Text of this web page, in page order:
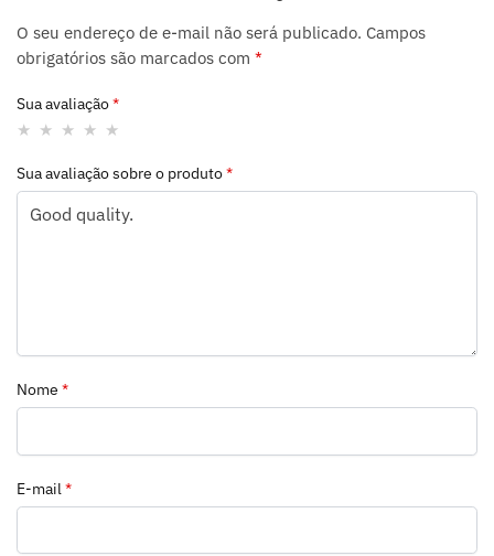
O seu endereço de e-mail não será publicado. Campos
obrigatórios são marcados com *
Sua avaliação*
Sua avaliação sobre o produto*
Nome *
E-mail*